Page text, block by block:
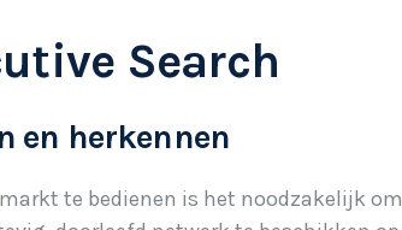
Search
en herkennen
te bedienen is het noodzakelijk om